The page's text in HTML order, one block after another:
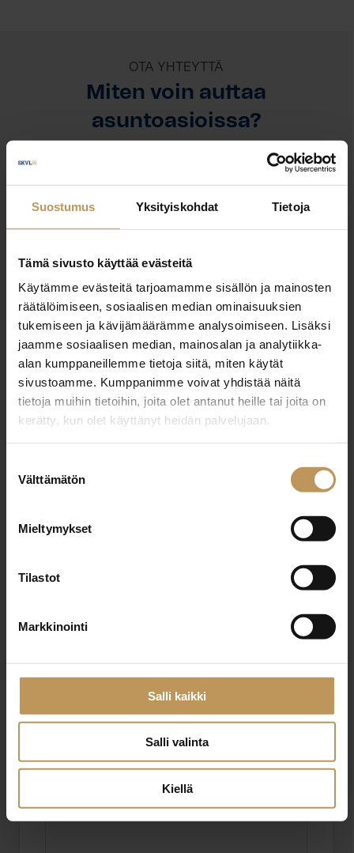
Suostumus Yksityiskohdat Tietoja
Tämä sivusto käyttää evästeitä
Käytämme evästeitä tarjoamamme sisällön ja mainosten
räätälöimiseen, sosiaalisen median ominaisuuksien
tukemiseen ja kävijämäärämme analysoimiseen. Lisäksi
jaamme sosiaalisen median, mainosalan ja analytiikka-
alan kumppaneillemme tietoja siitä, miten käytät
sivustoamme. Kumppanimme voivat yhdistää näitä
tietoja muihin tietoihin, joita olet antanut heille tai joita on
kerätty, kun olet käyttänyt heidän palvelujaan.
valinta
Välttämätön
Mieltymykset
Tilastot
Markkinointi
Salli kaikki
Salli valinta
Kiellä
OTA YHTEYTTÄ
Miten voin auttaa
asuntoasioissa?
Jätä yhteystietosi, niin otan yhteyttä
PRO LKV OULU
https://prolkv.com/
Rautatienkatu 26, 1. krs 90100 Oulu
"*" näyttää pakolliset kentät
Nimi